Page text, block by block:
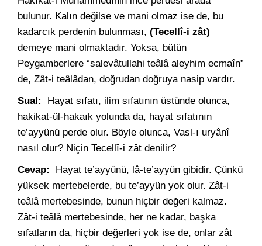
bulunur. Kalın değilse ve mani olmaz ise de, bu
kadarcık perdenin bulunması, (Tecellî-i zât)
demeye mani olmaktadır. Yoksa, bütün
Peygamberlere “salevâtullahi teâlâ aleyhim ecmaîn”
de, Zât-i teâlâdan, doğrudan doğruya nasip vardır.
Sual: Hayat sıfatı, ilim sıfatının üstünde olunca,
hakikat-ül-hakaık yolunda da, hayat sıfatının
te’ayyünü perde olur. Böyle olunca, Vasl-ı uryânî
nasıl olur? Niçin Tecellî-i zât denilir?
Cevap: Hayat te’ayyünü, lâ-te’ayyün gibidir. Çünkü
yüksek mertebelerde, bu te’ayyün yok olur. Zât-i
teâlâ mertebesinde, bunun hiçbir değeri kalmaz.
Zât-i teâlâ mertebesinde, her ne kadar, başka
sıfatların da, hiçbir değerleri yok ise de, onlar zât